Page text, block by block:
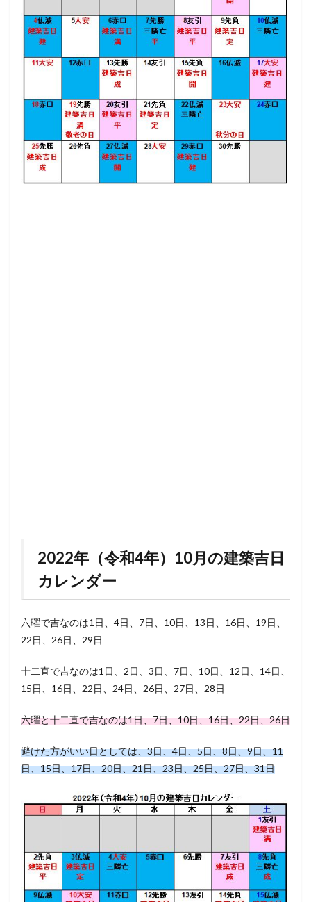
2022年（令和4年）10月の建築吉日
カレンダー
六曜で吉なのは1日、4日、7日、10日、13日、16日、19日、
22日、26日、29日
十二直で吉なのは1日、2日、3日、7日、10日、12日、14日、
15日、16日、22日、24日、26日、27日、28日
六曜と十二直で吉なのは1日、7日、10日、16日、22日、26日
避けた方がいい日としては、3日、4日、5日、8日、9日、11
日、15日、17日、20日、21日、23日、25日、27日、31日